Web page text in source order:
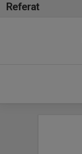
Referat